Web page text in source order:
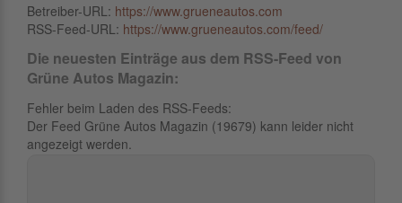
Betreiber-URL: https://www.grueneautos.com
RSS-Feed-URL: https://www.grueneautos.com/feed/
Die neuesten Einträge aus dem RSS-Feed von
Grüne Autos Magazin:
Fehler beim Laden des RSS-Feeds:
Der Feed Grüne Autos Magazin (19679) kann leider nicht
angezeigt werden.